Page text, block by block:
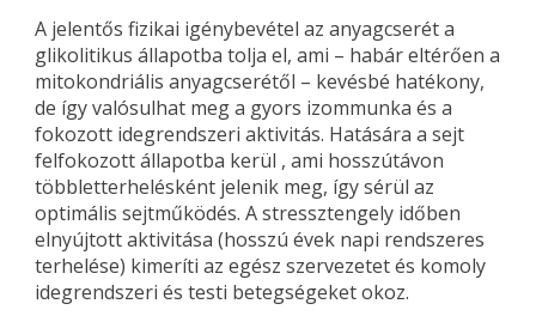
A jelentős fizikai igénybevétel az anyagcserét a
glikolitikus állapotba tolja el, ami – habár eltérően a
mitokondriális anyagcserétől – kevésbé hatékony,
de így valósulhat meg a gyors izommunka és a
fokozott idegrendszeri aktivitás. Hatására a sejt
felfokozott állapotba kerül , ami hosszútávon
többletterhelésként jelenik meg, így sérül az
optimális sejtműködés. A stressztengely időben
elnyújtott aktivitása (hosszú évek napi rendszeres
terhelése) kimeríti az egész szervezetet és komoly
idegrendszeri és testi betegségeket okoz.